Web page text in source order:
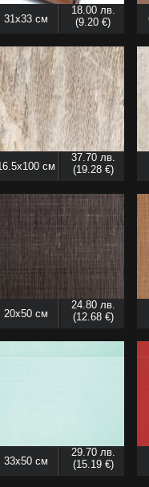
31x33 см
18.00 лв.
(9.20 €)
см
37.70 лв.
(19.28 €)
20x50 см
24.80 лв.
(12.68 €)
33x50 см
29.70 лв.
(15.19 €)